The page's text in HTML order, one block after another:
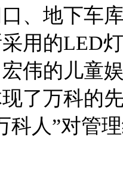
、地下车
用的LED
伟的儿童
了万科的
科人”对管